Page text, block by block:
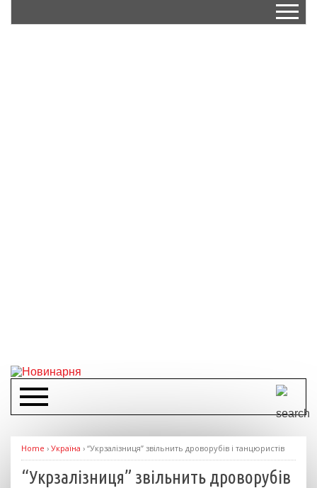
Home › Україна › “Укрзалізниця” звільнить дроворубів і танцюристів
“Укрзалізниця” звільнить дроворубів